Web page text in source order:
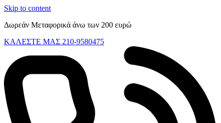
Skip to content
Δωρεάν Μεταφορικά άνω των 200 ευρώ
ΚΑΛΕΣΤΕ ΜΑΣ 210-9580475